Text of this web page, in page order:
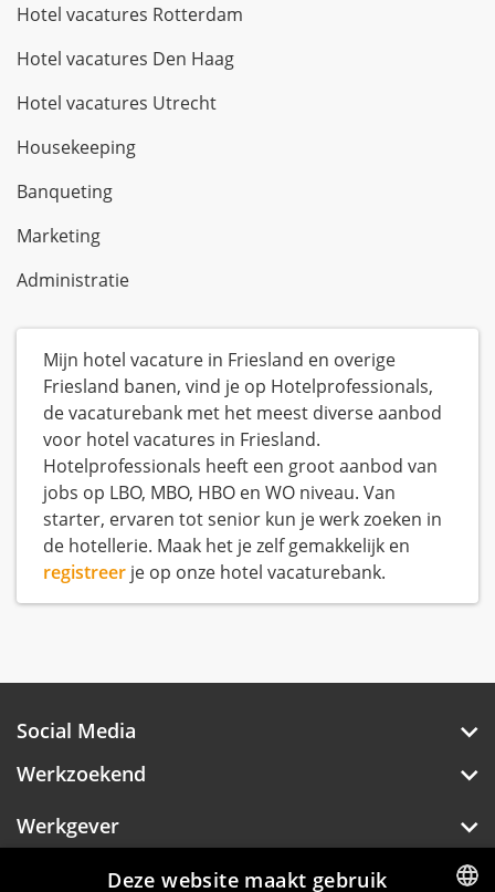
Hotel vacatures Rotterdam
Hotel vacatures Den Haag
Hotel vacatures Utrecht
Housekeeping
Banqueting
Marketing
Administratie
Mijn hotel vacature in Friesland en overige
Friesland banen, vind je op Hotelprofessionals,
de vacaturebank met het meest diverse aanbod
voor hotel vacatures in Friesland.
Hotelprofessionals heeft een groot aanbod van
jobs op LBO, MBO, HBO en WO niveau. Van
starter, ervaren tot senior kun je werk zoeken in
de hotellerie. Maak het je zelf gemakkelijk en
registreer je op onze hotel vacaturebank.
Social Media
Werkzoekend
Werkgever
Over Hotelprofessionals
Deze website maakt gebruik